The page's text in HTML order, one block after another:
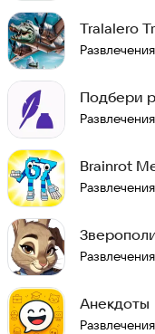
Tralalero
Развлечения
Подбери
Развлечения
Brainrot
Развлечения
Zootopia
Развлечения
Анекдоты
Развлечения